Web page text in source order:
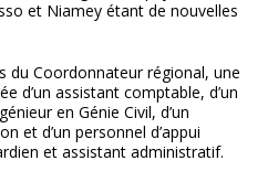
et Niamey étant de nouvelles
du Coordonnateur régional, une
d’un assistant comptable, d’un
en Génie Civil, d’un
et d’un personnel d’appui
et assistant administratif.